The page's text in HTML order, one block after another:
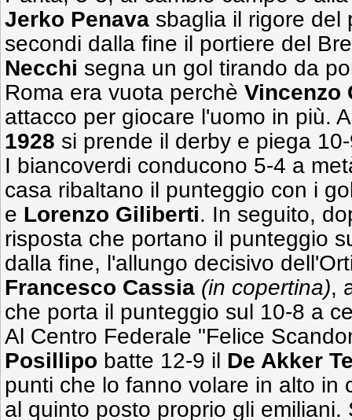
Jerko Penava sbaglia il rigore del
secondi dalla fine il portiere del
Necchi segna un gol tirando da
Roma era vuota perchè Vincenzo
attacco per giocare l'uomo in più.
1928 si prende il derby e piega
I biancoverdi conducono 5-4 a
casa ribaltano il punteggio con i
e Lorenzo Giliberti. In seguito,
risposta che portano il punteggio
dalla fine, l'allungo decisivo
Francesco Cassia (in copertina),
che porta il punteggio sul 10-8 a
Al Centro Federale "Felice
Posillipo batte 12-9 il De Akker
punti che lo fanno volare in alto in
al quinto posto proprio gli emiliani.